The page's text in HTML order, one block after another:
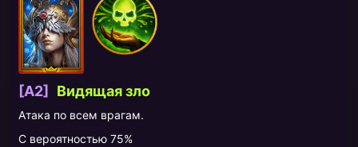
[A2] Видящая зло
Атака по всем врагам.
С вероятностью 75%